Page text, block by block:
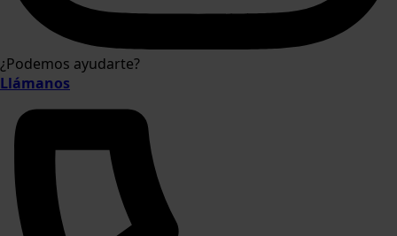
¿Podemos ayudarte?
Llámanos